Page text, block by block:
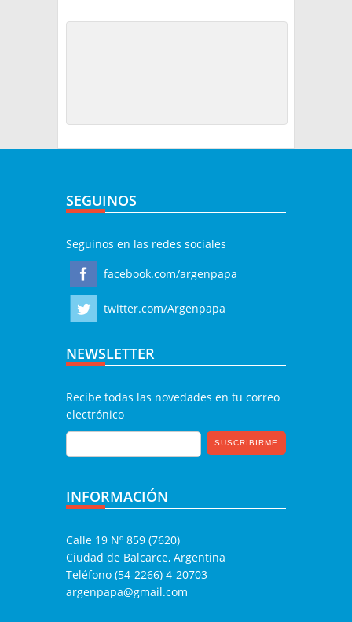
SEGUINOS
Seguinos en las redes sociales
facebook.com/argenpapa
twitter.com/Argenpapa
NEWSLETTER
Recibe todas las novedades en tu correo
electrónico
INFORMACIÓN
Calle 19 Nº 859 (7620)
Ciudad de Balcarce, Argentina
Teléfono (54-2266) 4-20703
argenpapa@gmail.com